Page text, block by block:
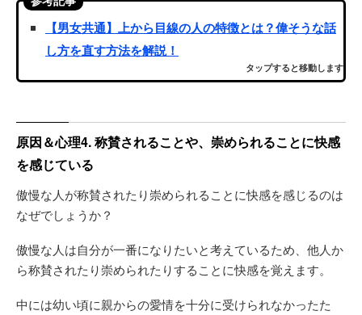
【男女共通】上から目線の人の特徴とは？偉そうな話
し方を直す方法を解説！
タップすると移動します
原因＆心理4. 称賛されることや、崇められることに快感
を感じている
傲慢な人が称賛されたり崇められることに快感を感じるのは
なぜでしょうか？
傲慢な人は自分が一番になりたいと考えているため、他人か
ら称賛されたり崇められたりすることに快感を覚えます。
中には幼い頃に親からの愛情を十分に受けられなかったた